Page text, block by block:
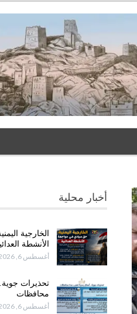
أخبار محلية
الخارجية
الأنشطة
أغسطس 6, 2026
تحذيرات
محافظات
أغسطس 6, 2026